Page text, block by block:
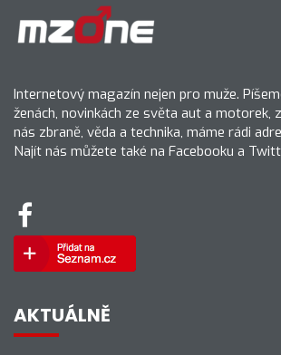
Internetový magazín nejen pro muže.
ženách, novinkách ze světa aut a motorek,
nás zbraně, věda a technika, máme rádi
Najít nás můžete také na Facebooku a
AKTUÁLNĚ